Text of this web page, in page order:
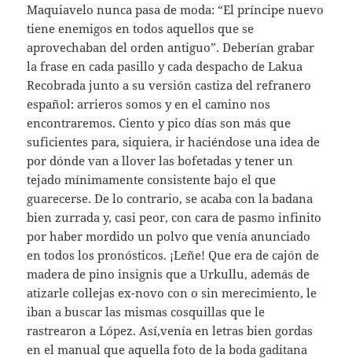
Maquiavelo nunca pasa de moda: “El príncipe nuevo
tiene enemigos en todos aquellos que se
aprovechaban del orden antiguo”. Deberían grabar
la frase en cada pasillo y cada despacho de Lakua
Recobrada junto a su versión castiza del refranero
español: arrieros somos y en el camino nos
encontraremos. Ciento y pico días son más que
suficientes para, siquiera, ir haciéndose una idea de
por dónde van a llover las bofetadas y tener un
tejado mínimamente consistente bajo el que
guarecerse. De lo contrario, se acaba con la badana
bien zurrada y, casi peor, con cara de pasmo infinito
por haber mordido un polvo que venía anunciado
en todos los pronósticos. ¡Leñe! Que era de cajón de
madera de pino insignis que a Urkullu, además de
atizarle collejas ex-novo con o sin merecimiento, le
iban a buscar las mismas cosquillas que le
rastrearon a López. Así,venía en letras bien gordas
en el manual que aquella foto de la boda gaditana